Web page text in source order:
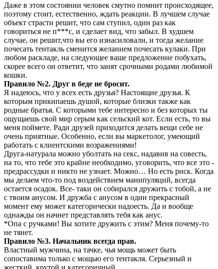
Даже в этом состоянии человек смутно помнит происходящее,
поэтому стоит, естественно, ждать реакции. В лучшем случае
объект страсти решит, что сам ступил, один раз как
говориться не п***с, и сделает вид, что забыл. В худшем
случае, он решит,что вы его изнасиловали, и тогда желание
почесать тентакль сменится желанием почесать кулаки. При
любом раскладе, на следующее ваше предложение побухать,
скорее всего он ответит, что занят срочными родами любимой
кошки.
Правило №2. Друг в беде не бросит.
Я надеюсь, что у всех есть друзья? Настоящие друзья. К
которым прикипаешь душой, которые близки также как
родные братья. С которыми тебе интересно и без которых ты
ощущаешь свой мир серым как сельский кот. Если есть, то вы
меня поймете. Ради друзей приходится делать вещи себе не
очень приятные. Особенно, если вы маркетолог, умеющий
работать с клиентскими возражениями!
Друга-натурала можно уболтать на секс, надавив на совесть,
на то, что тебе это крайне необходимо, уговорить, что все это -
предрассудки и никто не узнает. Можно… Но есть риск. Когда
мы делаем что-то под воздействием манипуляций, всегда
остается осадок. Все- таки он собирался дружить с тобой, а не
с твоим анусом. И дружба с анусом в один прекрасный
момент ему может категорически надоесть. Да и вообще
однажды он начнет представлять тебя как анус.
*Опа с ручками! Вы хотите дружить с этим? Меня почему-то
не тянет.
Правило №3. Начальник всегда прав.
Властный мужчина, на тачке, чья мощь может быть
сопоставима только с мощью его тентакля. Серьезный и
жесткий, крутой и категоричный…